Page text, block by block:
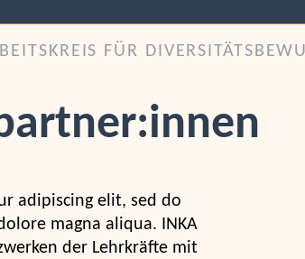
FÜR
adipiscing elit, sed do
magna aliqua. INKA
der Lehrkräfte mit